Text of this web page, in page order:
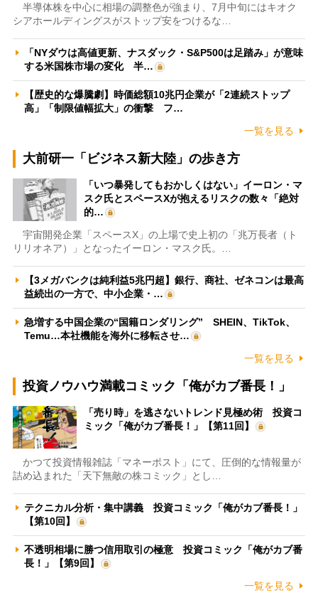
半導体株を中心に相場の調整色が強まり、7月中旬にはキオク
シアホールディングスがストップ安をつけるな…
「NYダウは高値更新、ナスダック・S&P500は足踏み」が意味
する米国株市場の変化 半…
【歴史的な爆騰劇】時価総額10兆円企業が「2連続ストップ
高」「制限値幅拡大」の衝撃 フ…
一覧を見る
大前研一「ビジネス新大陸」の歩き方
「いつ暴発してもおかしくはない」イーロン・マ
スク氏とスペースXが抱えるリスクの数々「絶対
的…
宇宙開発企業「スペースX」の上場で史上初の「兆万長者（ト
リリオネア）」となったイーロン・マスク氏。…
【3メガバンクは純利益5兆円超】銀行、商社、ゼネコンは最高
益続出の一方で、中小企業・…
急増する中国企業の“国籍ロンダリング” SHEIN、TikTok、
Temu…本社機能を海外に移転させ…
一覧を見る
投資ノウハウ満載コミック「俺がカブ番長！」
「売り時」を逃さないトレンド見極め術 投資コ
ミック「俺がカブ番長！」【第11回】
かつて投資情報雑誌「マネーポスト」にて、圧倒的な情報量が
詰め込まれた「天下無敵の株コミック」とし…
テクニカル分析・集中講義 投資コミック「俺がカブ番長！」
【第10回】
不透明相場に勝つ信用取引の極意 投資コミック「俺がカブ番
長！」【第9回】
一覧を見る